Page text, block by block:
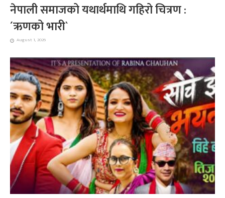
नेपाली समाजको यथार्थमाथि गहिरो चित्रण :
´ऋणको भारी`
August 1, 2026